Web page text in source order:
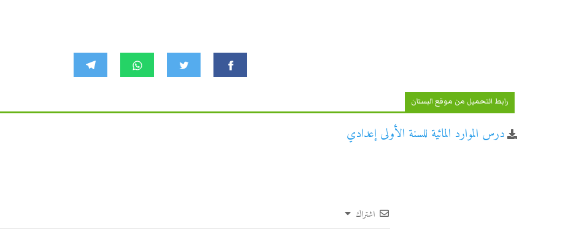
رابط التحميل من موقع البستان
درس الموارد المائية للسنة الأولى إعدادي
اشتراك